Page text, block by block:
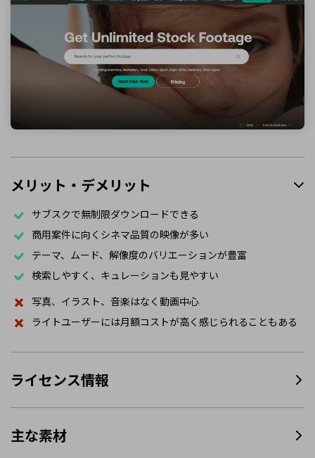
メリット・デメリット
サブスクで無制限ダウンロードできる
商用案件に向くシネマ品質の映像が多い
テーマ、ムード、解像度のバリエーションが豊富
検索しやすく、キュレーションも見やすい
写真、イラスト、音楽はなく動画中心
ライトユーザーには月額コストが高く感じられることもある
ライセンス情報
主な素材